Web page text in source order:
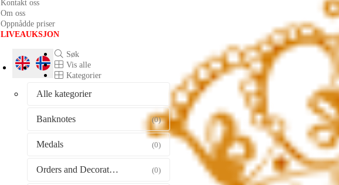
Kontakt oss
Om oss
Oppnådde priser
LIVEAUKSJON
Søk
Vis alle
Kategorier
Alle kategorier
Banknotes (0)
Medals (0)
Orders and Decorations (0)